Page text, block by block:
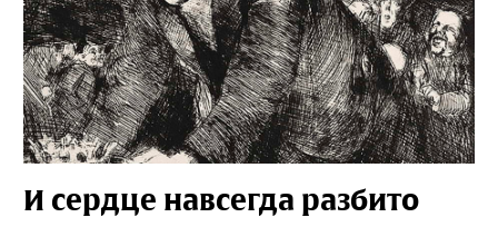
И сердце навсегда разбито